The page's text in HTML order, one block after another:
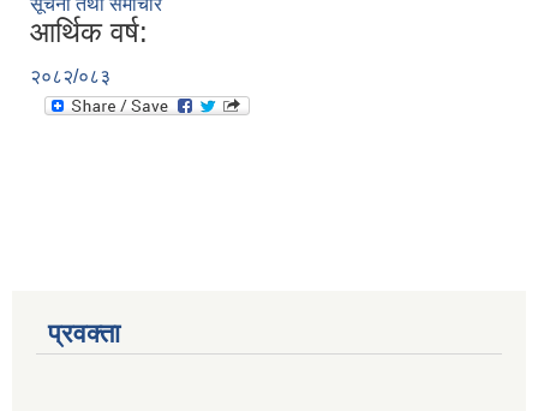
सूचना तथा समाचार
आर्थिक वर्ष:
२०८२/०८३
प्रवक्ता